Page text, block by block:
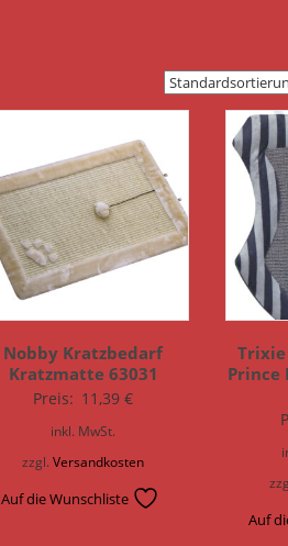
Nobby Kratzbedarf
Kratzmatte 63031
Preis: 11,39€
inkl. MwSt.
zzgl.Versandkosten
Auf die Wunschliste
Prince
Auf